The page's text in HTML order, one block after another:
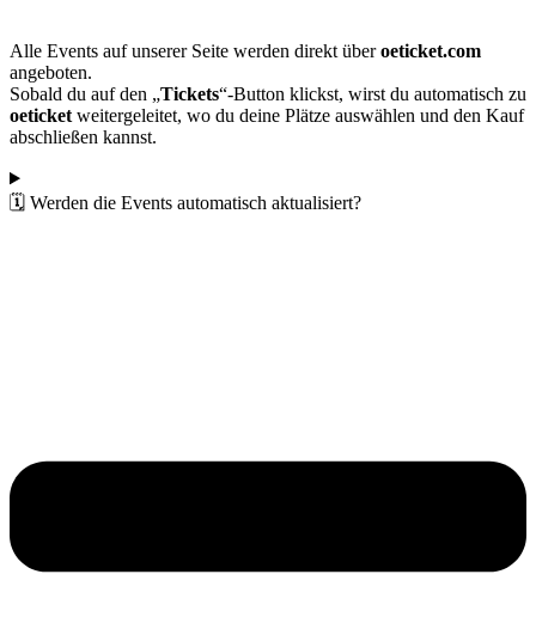
Alle Events auf unserer Seite werden direkt überoeticket.com
angeboten.
Sobald du auf den „Tickets“-Button klickst, wirst du automatisch zu
oeticketweitergeleitet, wo du deine Plätze auswählen und den Kauf
abschließen kannst.
🗓️ Werden die Events automatisch aktualisiert?